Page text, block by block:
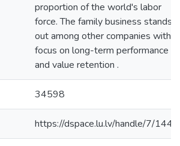
proportion of the world's labor
force. The family business stands
out among other companies with a
focus on long-term performance
and value retention .
34598
https://dspace.lu.lv/handle/7/